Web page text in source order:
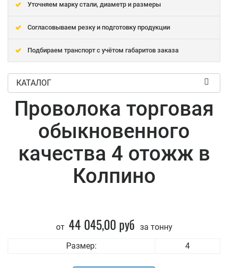
Уточняем марку стали, диаметр и размеры
Согласовываем резку и подготовку продукции
Подбираем транспорт с учётом габаритов заказа
КАТАЛОГ
Проволока торговая
обыкновенного
качества 4 отожж в
Колпино
от 44 045,00 руб за тонну
Размер:
4